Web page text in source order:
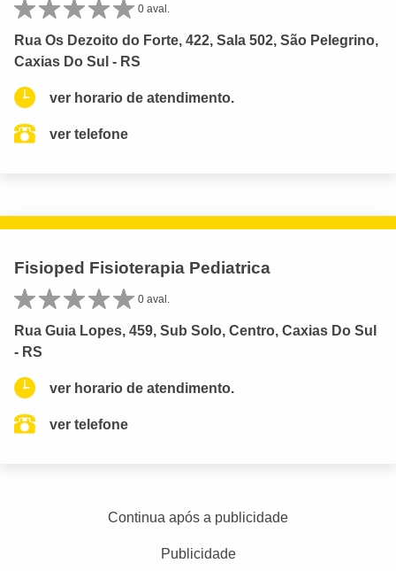
0 aval.
Rua Os Dezoito do Forte, 422, Sala 502, São Pelegrino,
Caxias Do Sul - RS
ver horario de atendimento.
ver telefone
Fisioped Fisioterapia Pediatrica
0 aval.
Rua Guia Lopes, 459, Sub Solo, Centro, Caxias Do Sul
- RS
ver horario de atendimento.
ver telefone
Continua após a publicidade
Publicidade